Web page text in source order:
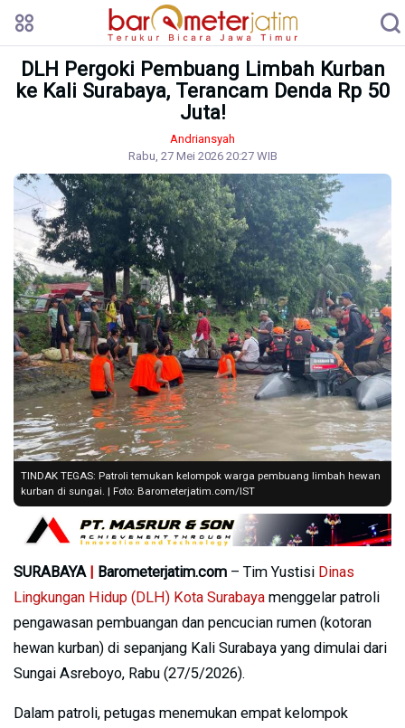
DLH Pergoki Pembuang Limbah Kurban
ke Kali Surabaya, Terancam Denda Rp 50
Juta!
Andriansyah
Rabu, 27 Mei 2026 20:27 WIB
TINDAK TEGAS: Patroli temukan kelompok warga pembuang limbah hewan
kurban di sungai. | Foto: Barometerjatim.com/IST
SURABAYA | Barometerjatim.com – Tim Yustisi Dinas
Lingkungan Hidup (DLH) Kota Surabaya menggelar patroli
pengawasan pembuangan dan pencucian rumen (kotoran
hewan kurban) di sepanjang Kali Surabaya yang dimulai dari
Sungai Asreboyo, Rabu (27/5/2026).
Dalam patroli, petugas menemukan empat kelompok